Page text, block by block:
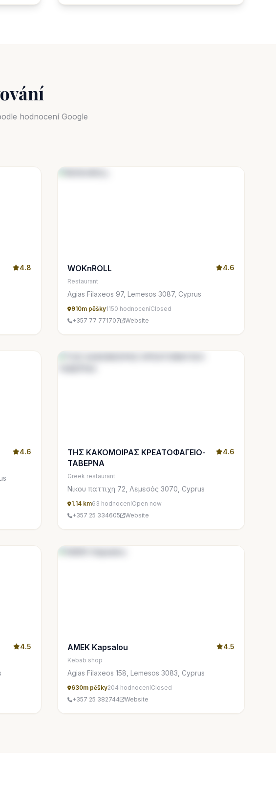
hodnocení Google
4.8 WOKnROLL 4.6
Restaurant
Agias Filaxeos 97, Lemesos 3087, Cyprus
910m pěšky1150 hodnoceníClosed
+357 77 771707
Website
4.6
ΤΗΣ ΚΑΚΟΜΟΙΡΑΣ ΚΡΕΑΤΟΦΑΓΕΙΟ-
ΤΑΒΕΡΝΑ
4.6
Greek restaurant
Νικου παττιχη 72, Λεμεσός 3070, Cyprus
1.14 km63 hodnoceníOpen now
+357 25 334605
Website
4.5 AMEK Kapsalou 4.5
Kebab shop
Agias Filaxeos 158, Lemesos 3083, Cyprus
630m pěšky204 hodnoceníClosed
+357 25 382744
Website